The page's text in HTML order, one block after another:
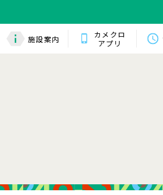
施設案内
カメクロ
アプリ